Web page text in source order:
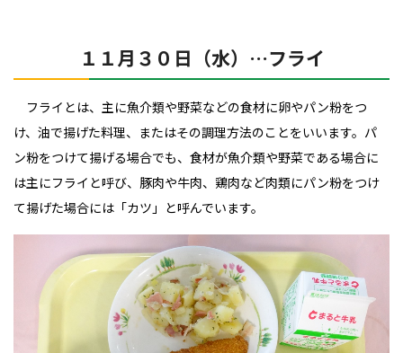
１１月３０日（水）…フライ
フライとは、主に魚介類や野菜などの食材に卵やパン粉をつ
け、油で揚げた料理、またはその調理方法のことをいいます。 パ
ン粉をつけて揚げる場合でも、食材が魚介類や野菜である場合に
は主にフライと呼び、豚肉や牛肉、鶏肉など肉類にパン粉をつけ
て揚げた場合には「カツ」と呼んでいます。